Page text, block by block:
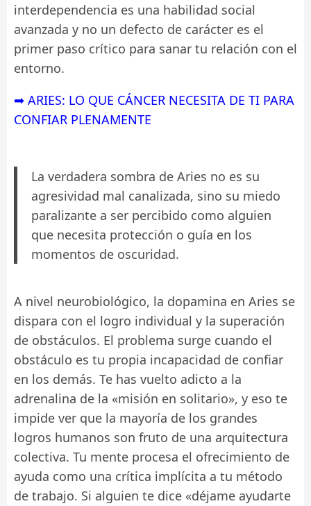
interdependencia es una habilidad social
avanzada y no un defecto de carácter es el
primer paso crítico para sanar tu relación con el
entorno.
➡ ARIES: LO QUE CÁNCER NECESITA DE TI PARA
CONFIAR PLENAMENTE
La verdadera sombra de Aries no es su
agresividad mal canalizada, sino su miedo
paralizante a ser percibido como alguien
que necesita protección o guía en los
momentos de oscuridad.
A nivel neurobiológico, la dopamina en Aries se
dispara con el logro individual y la superación
de obstáculos. El problema surge cuando el
obstáculo es tu propia incapacidad de confiar
en los demás. Te has vuelto adicto a la
adrenalina de la «misión en solitario», y eso te
impide ver que la mayoría de los grandes
logros humanos son fruto de una arquitectura
colectiva. Tu mente procesa el ofrecimiento de
ayuda como una crítica implícita a tu método
de trabajo. Si alguien te dice «déjame ayudarte